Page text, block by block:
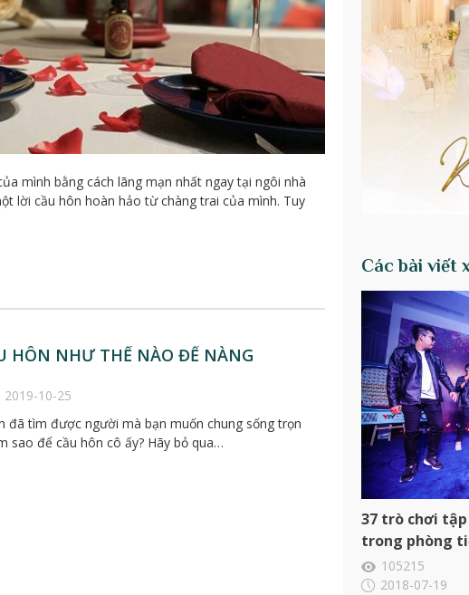
mình bằng cách lãng mạn nhất ngay tại ngôi nhà
lời cầu hôn hoàn hảo từ chàng trai của mình. Tuy
HÔN NHƯ THẾ NÀO ĐỂ NÀNG
2019-10-25
đã tìm được người mà bạn muốn chung sống trọn
sao để cầu hôn cô ấy? Hãy bỏ qua…
Các bài viết
37 trò chơi tập
trong phòng
công ty
105215
2018-07-19